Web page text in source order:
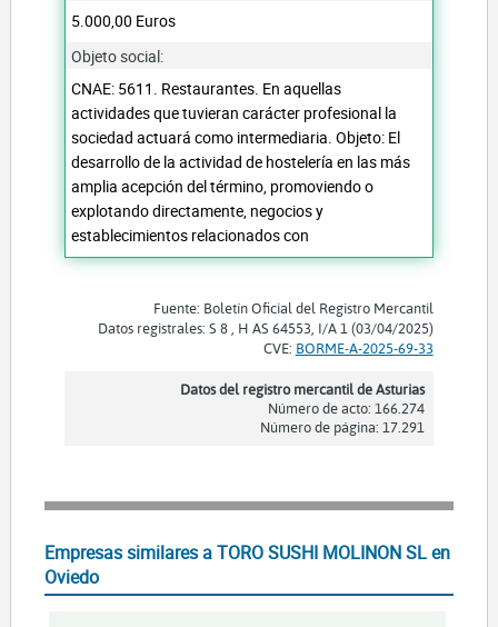
5.000,00 Euros
Objeto social:
CNAE: 5611. Restaurantes. En aquellas
actividades que tuvieran carácter profesional la
sociedad actuará como intermediaria. Objeto: El
desarrollo de la actividad de hostelería en las más
amplia acepción del término, promoviendo o
explotando directamente, negocios y
establecimientos relacionados con
Fuente: Boletín Oficial del Registro Mercantil
Datos registrales: S 8 , H AS 64553, I/A 1 (03/04/2025)
CVE: BORME-A-2025-69-33
Datos del registro mercantil de Asturias
Número de acto: 166.274
Número de página: 17.291
Empresas similares a TORO SUSHI MOLINON SL en
Oviedo